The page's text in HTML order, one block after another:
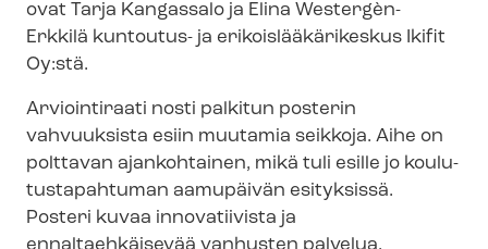
ovat Tarja Kangassalo ja Elina Westergèn-
Erkkilä kuntoutus- ja eri­kois­lää­kä­ri­kes­kus Ikifit
Oy:stä.
Arviointiraati nosti palkitun posterin
vahvuuksista esiin muutamia seikkoja. Aihe on
polttavan ajankohtainen, mikä tuli esille jo kou­lu­
tus­ta­pah­tu­man aamupäivän esityksissä.
Posteri kuvaa innovatiivista ja